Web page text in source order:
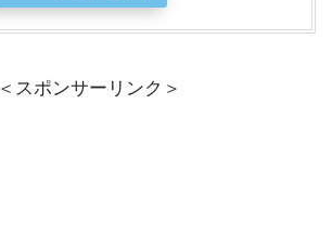
＜スポンサーリンク＞